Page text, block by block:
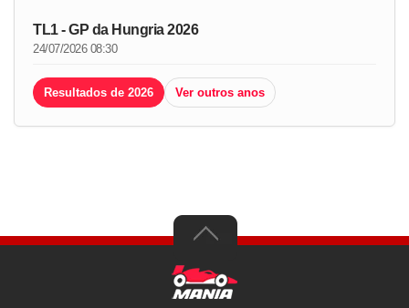
TL1 - GP da Hungria 2026
24/07/2026 08:30
Resultados de 2026 Ver outros anos